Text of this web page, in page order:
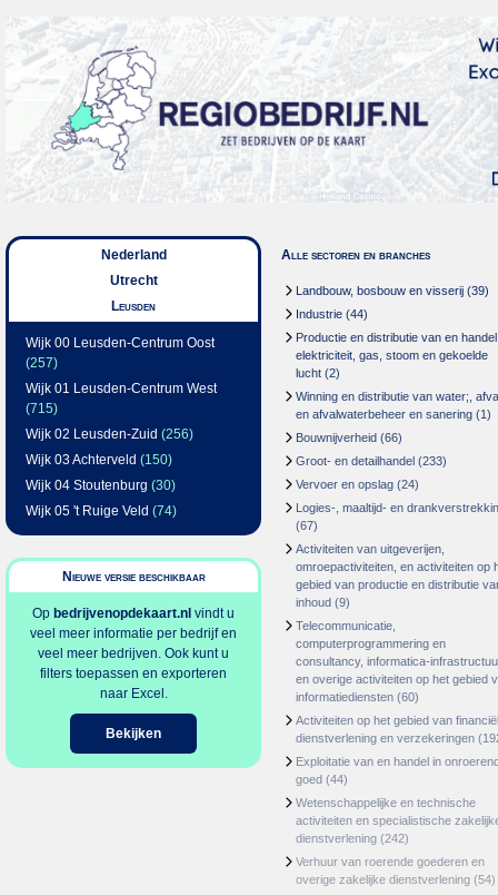
Nederland
Utrecht
Leusden
Wijk 00 Leusden-Centrum Oost
(257)
Wijk 01 Leusden-Centrum West
(715)
Wijk 02 Leusden-Zuid (256)
Wijk 03 Achterveld (150)
Wijk 04 Stoutenburg (30)
Wijk 05 't Ruige Veld (74)
Nieuwe versie beschikbaar
Op bedrijvenopdekaart.nl vindt u
veel meer informatie per bedrijf en
veel meer bedrijven. Ook kunt u
filters toepassen en exporteren
naar Excel.
Bekijken
Alle sectoren en branches
Landbouw, bosbouw en visserij (39)
Industrie (44)
Productie en distributie van en
elektriciteit, gas, stoom en gekoelde
lucht (2)
Winning en distributie van water;,
en afvalwaterbeheer en sanering (1)
Bouwnijverheid (66)
Groot- en detailhandel (233)
Vervoer en opslag (24)
Logies-, maaltijd- en
(67)
Activiteiten van uitgeverijen,
omroepactiviteiten, en activiteiten op
gebied van productie en distributie
inhoud (9)
Telecommunicatie,
computerprogrammering en
consultancy, informatica-
en overige activiteiten op het gebied
informatiediensten (60)
Activiteiten op het gebied van
dienstverlening en verzekeringen
Exploitatie van en handel in
goed (44)
Wetenschappelijke en technische
activiteiten en specialistische
dienstverlening (242)
Verhuur van roerende goederen en
overige zakelijke dienstverlening (54)